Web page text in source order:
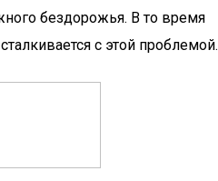
бездорожья. В то время
с этой проблемой.